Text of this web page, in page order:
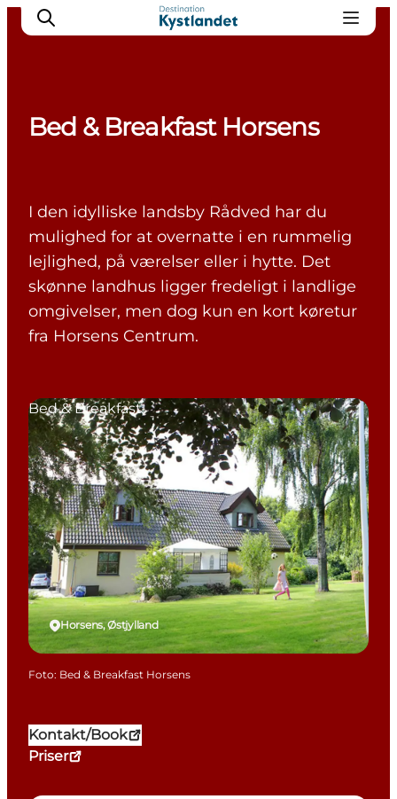
Oplevelser
Overnatning
Køb billet
Bed & Breakfast Horsens
I den idylliske landsby Rådved har du
mulighed for at overnatte i en rummelig
lejlighed, på værelser eller i hytte. Det
skønne landhus ligger fredeligt i landlige
omgivelser, men dog kun en kort køretur
fra Horsens Centrum.
Kontakt/Book
Priser
Horsens, Østjylland
Bed & Breakfast
Foto: Bed & Breakfast Horsens